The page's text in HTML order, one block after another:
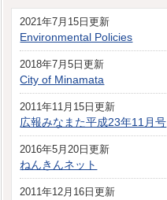
2021年7月15日更新
Environmental Policies
2018年7月5日更新
City of Minamata
2011年11月15日更新
広報みなまた平成23年11月号
2016年5月20日更新
ねんきんネット
2011年12月16日更新